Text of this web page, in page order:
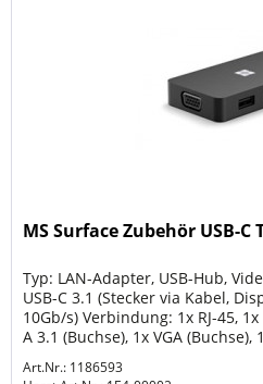
MS Surface Zubehör USB-C
Typ: LAN-Adapter, USB-Hub,
USB-C 3.1 (Stecker via Kabel,
10Gb/s) Verbindung: 1x RJ-45, 1x
A 3.1 (Buchse), 1x VGA (Buchse),
Art.Nr.: 1186593